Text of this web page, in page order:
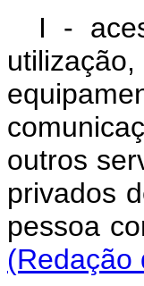
I -
outros
privados
pessoa
(Redação